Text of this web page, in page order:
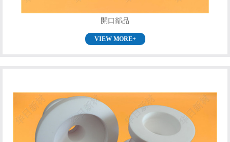
開口部品
VIEW MORE+